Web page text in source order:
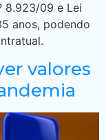
8.923/09 e Lei
anos, podendo
valores